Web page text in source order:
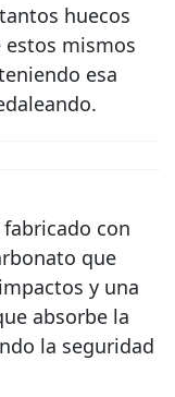
huecos
mismos
esa
fabricado con
que
y una
absorbe la
la seguridad